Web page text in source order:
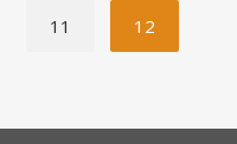
11 12